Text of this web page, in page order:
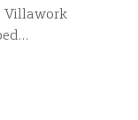
Villawork
luxe